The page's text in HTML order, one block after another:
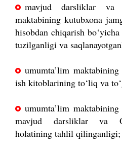
mavjud darsliklar va
maktabining kutubxona
hisobdan chiqarish
tuzilganligi va
umumta’lim
ish kitoblarining to‘liq va
umumta’lim
mavjud darsliklar va
holatining tahlil qilinganligi;